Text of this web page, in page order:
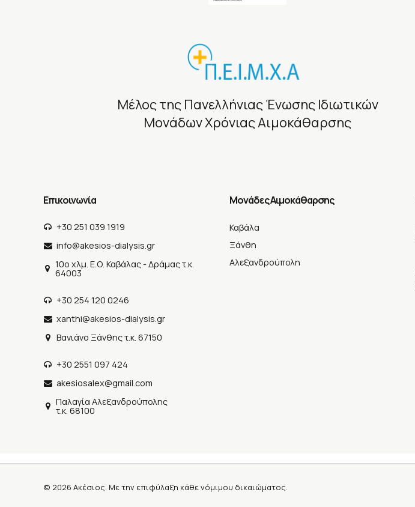
Μέλος της Πανελλήνιας Ένωσης Ιδιωτικών
Μονάδων Χρόνιας Αιμοκάθαρσης
Επικοινωνία
+30 251 039 1919
info@akesios-dialysis.gr
10o χλμ. Ε.Ο. Καβάλας - Δράμας τ.κ.
64003
+30 254 120 0246
xanthi@akesios-dialysis.gr
Βανιάνο Ξάνθης τ.κ. 67150
+30 2551 097 424
akesiosalex@gmail.com
Παλαγία Αλεξανδρούπολης
τ.κ. 68100
Μονάδες Αιμοκάθαρσης
Καβάλα
Ξάνθη
Αλεξανδρούπολη
© 2026 Ακέσιος. Με την επιφύλαξη κάθε νόμιμου δικαιώματος.